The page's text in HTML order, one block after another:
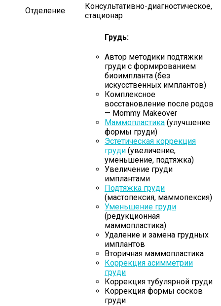
Отделение
Консультативно-диагностическое,
стационар
Грудь:
Автор методики подтяжки
груди с формированием
биоимпланта (без
искусственных имплантов)
Комплексное
восстановление после родов
— Mommy Makeover
Маммопластика (улучшение
формы груди)
Эстетическая коррекция
груди (увеличение,
уменьшение, подтяжка)
Увеличение груди
имплантами
Подтяжка груди
(мастопексия, маммопексия)
Уменьшение груди
(редукционная
маммопластика)
Удаление и замена грудных
имплантов
Вторичная маммопластика
Коррекция асимметрии
груди
Коррекция тубулярной груди
Коррекция формы сосков
груди